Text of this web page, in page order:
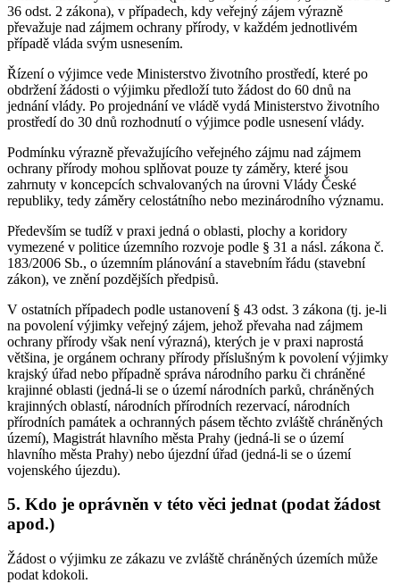
36 odst. 2 zákona), v případech, kdy veřejný zájem výrazně
převažuje nad zájmem ochrany přírody, v každém jednotlivém
případě vláda svým usnesením.
Řízení o výjimce vede Ministerstvo životního prostředí, které po
obdržení žádosti o výjimku předloží tuto žádost do 60 dnů na
jednání vlády. Po projednání ve vládě vydá Ministerstvo životního
prostředí do 30 dnů rozhodnutí o výjimce podle usnesení vlády.
Podmínku výrazně převažujícího veřejného zájmu nad zájmem
ochrany přírody mohou splňovat pouze ty záměry, které jsou
zahrnuty v koncepcích schvalovaných na úrovni Vlády České
republiky, tedy záměry celostátního nebo mezinárodního významu.
Především se tudíž v praxi jedná o oblasti, plochy a koridory
vymezené v politice územního rozvoje podle § 31 a násl. zákona č.
183/2006 Sb., o územním plánování a stavebním řádu (stavební
zákon), ve znění pozdějších předpisů.
V ostatních případech podle ustanovení § 43 odst. 3 zákona (tj. je-li
na povolení výjimky veřejný zájem, jehož převaha nad zájmem
ochrany přírody však není výrazná), kterých je v praxi naprostá
většina, je orgánem ochrany přírody příslušným k povolení výjimky
krajský úřad nebo případně správa národního parku či chráněné
krajinné oblasti (jedná-li se o území národních parků, chráněných
krajinných oblastí, národních přírodních rezervací, národních
přírodních památek a ochranných pásem těchto zvláště chráněných
území), Magistrát hlavního města Prahy (jedná-li se o území
hlavního města Prahy) nebo újezdní úřad (jedná-li se o území
vojenského újezdu).
5. Kdo je oprávněn v této věci jednat (podat žádost
apod.)
Žádost o výjimku ze zákazu ve zvláště chráněných územích může
podat kdokoli.